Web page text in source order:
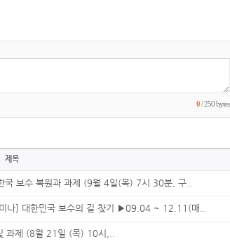
0/ 250 bytes
제목
국 보수 복원과 과제 (9월 4일(목) 7시 30분, 구..
나] 대한민국 보수의 길 찾기 ▶09.04 ~ 12.11(매..
과제 (8월 21일 (목) 10시,..